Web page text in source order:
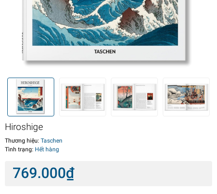
Hiroshige
Thương hiệu: Taschen
Tình trạng: Hết hàng
769.000₫